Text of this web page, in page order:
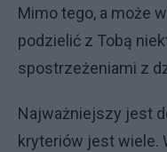
Mimo tego, a może
podzielić z Tobą
spostrzeżeniami z
Najważniejszy jest
kryteriów jest wiele.